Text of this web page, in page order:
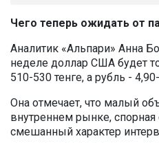
Чего теперь ожидать от
Аналитик «Альпари» Анна
неделе доллар США будет
510-530 тенге, а рубль -
Она отмечает, что малый
внутреннем рынке,
смешанный характер